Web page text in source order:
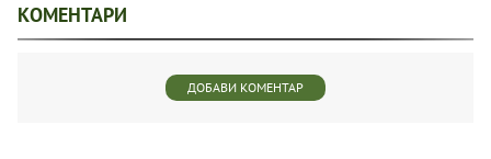
КОМЕНТАРИ
ДОБАВИ КОМЕНТАР